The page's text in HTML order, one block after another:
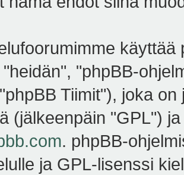
"phpBB-
Tiimit"), joka on
(jälkeenpäin "GPL")
. phpBB-
ja GPL-lisenssi